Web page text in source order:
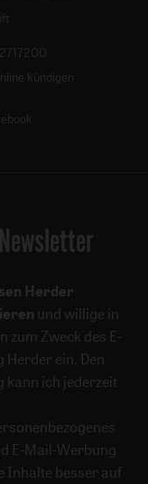
kündigen
Herder
und willige in
zum Zweck des E-
ein. Den
kann ich jederzeit
E-Mail-Werbung
Inhalte besser auf